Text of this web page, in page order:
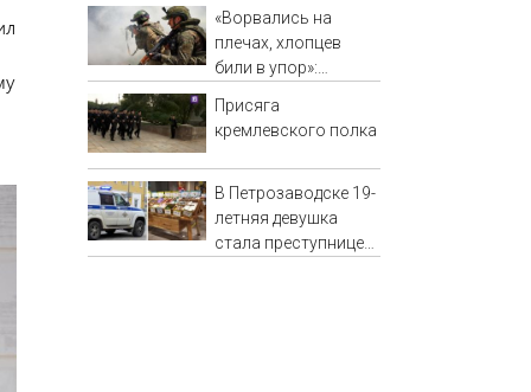
«Ворвались на
плечах, хлопцев
били в упор»:
Дружковка стала
могильником для
«птах Мадьяра»
Присяга
кремлевского полка
В Петрозаводске 19-
летняя девушка
стала преступницей